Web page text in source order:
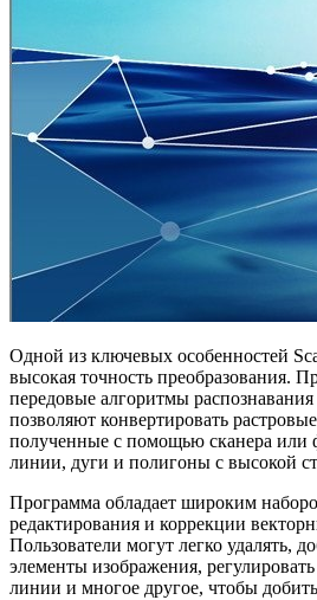
Одной из ключевых особенностей
высокая точность преобразования.
передовые алгоритмы
позволяют конвертировать
полученные с помощью сканера или
линии, дуги и полигоны с высокой
Программа обладает широким
редактирования и коррекции
Пользователи могут легко удалять,
элементы изображения,
линии и многое другое, чтобы